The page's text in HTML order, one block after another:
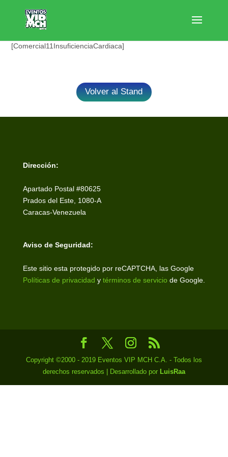
[Comercial11InsuficienciaCardiaca]
Volver al Stand
Dirección:
Apartado Postal #80625
Prados del Este, 1080-A
Caracas-Venezuela
Aviso de Seguridad:
Este sitio esta protegido por reCAPTCHA, las Google
Políticas de privacidad y términos de servicio de Google.
Copyright ©2000 - 2019 Eventos VIP MCH C.A. - Todos los
derechos reservados | Desarrollado por LuisRaa